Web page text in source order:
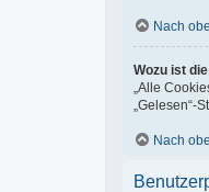
Nach
Wozu ist
„Alle
„Gelesen“-
Nach